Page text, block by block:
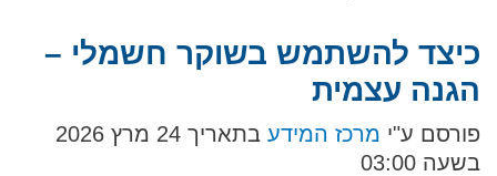
כיצד להשתמש בשוקר חשמלי –
הגנה עצמית
פורסם ע"י מרכז המידע
בתאריך 24 מרץ 2026
בשעה 03:00